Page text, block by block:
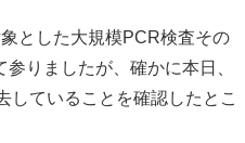
とした大規模PCR検査その
りましたが、確かに本日、
していることを確認したとこ